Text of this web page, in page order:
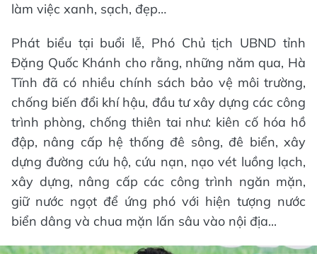
làm việc xanh, sạch, đẹp…
Phát biểu tại buổi lễ, Phó Chủ tịch UBND tỉnh
Đặng Quốc Khánh cho rằng, những năm qua, Hà
Tĩnh đã có nhiều chính sách bảo vệ môi trường,
chống biến đổi khí hậu, đầu tư xây dựng các công
trình phòng, chống thiên tai như: kiên cố hóa hồ
đập, nâng cấp hệ thống đê sông, đê biển, xây
dựng đường cứu hộ, cứu nạn, nạo vét luồng lạch,
xây dựng, nâng cấp các công trình ngăn mặn,
giữ nước ngọt để ứng phó với hiện tượng nước
biển dâng và chua mặn lấn sâu vào nội địa...